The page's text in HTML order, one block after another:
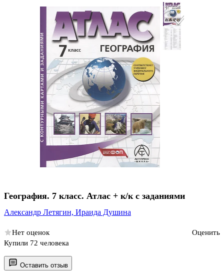
Оставить отзыв
География. 7 класс. Атлас + к/к с заданиями
Александр Летягин, Ираида Душина
Нет оценок
Оценить
Купили 72 человека